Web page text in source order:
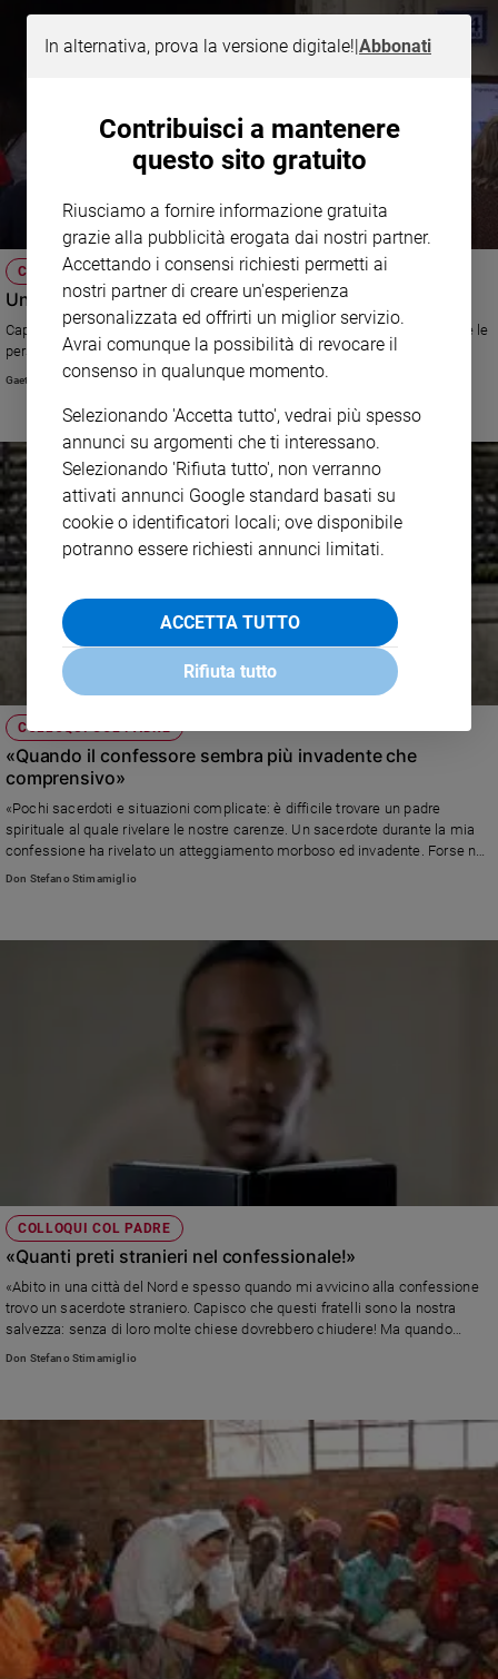
CHIEDILO A CREDERE
Unità pastorali: come cambia l'idea del prete
Capita che il sacerdote faccia più difficoltà a trovare tempo per ascoltare le
persone
Gaetano Piccolo
COLLOQUI COL PADRE
«Quando il confessore sembra più invadente che
comprensivo»
«Pochi sacerdoti e situazioni complicate: è difficile trovare un padre
spirituale al quale rivelare le nostre carenze. Un sacerdote durante la mia
confessione ha rivelato un atteggiamento morboso ed invadente. Forse non
tutti i preti sono portati all'accompagnamento. Come uscirne?» Leggi la
Don Stefano Stimamiglio
COLLOQUI COL PADRE
«Quanti preti stranieri nel confessionale!»
«Abito in una città del Nord e spesso quando mi avvicino alla confessione
trovo un sacerdote straniero. Capisco che questi fratelli sono la nostra
salvezza: senza di loro molte chiese dovrebbero chiudere! Ma quando
hanno difficoltà con la lingua..»
Don Stefano Stimamiglio
In alternativa, prova la versione digitale!|Abbonati
Contribuisci a mantenere
questo sito gratuito
Riusciamo a fornire informazione gratuita
grazie alla pubblicità erogata dai nostri partner.
Accettando i consensi richiesti permetti ai
nostri partner di creare un'esperienza
personalizzata ed offrirti un miglior servizio.
Avrai comunque la possibilità di revocare il
consenso in qualunque momento.
Selezionando 'Accetta tutto', vedrai più spesso
annunci su argomenti che ti interessano.
Selezionando 'Rifiuta tutto', non verranno
attivati annunci Google standard basati su
cookie o identificatori locali; ove disponibile
potranno essere richiesti annunci limitati.
ACCETTA TUTTO
Rifiuta tutto